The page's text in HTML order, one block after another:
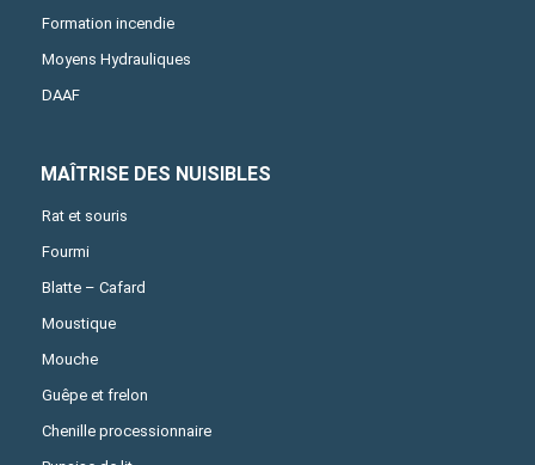
Formation incendie
Moyens Hydrauliques
DAAF
MAÎTRISE DES NUISIBLES
Rat et souris
Fourmi
Blatte – Cafard
Moustique
Mouche
Guêpe et frelon
Chenille processionnaire